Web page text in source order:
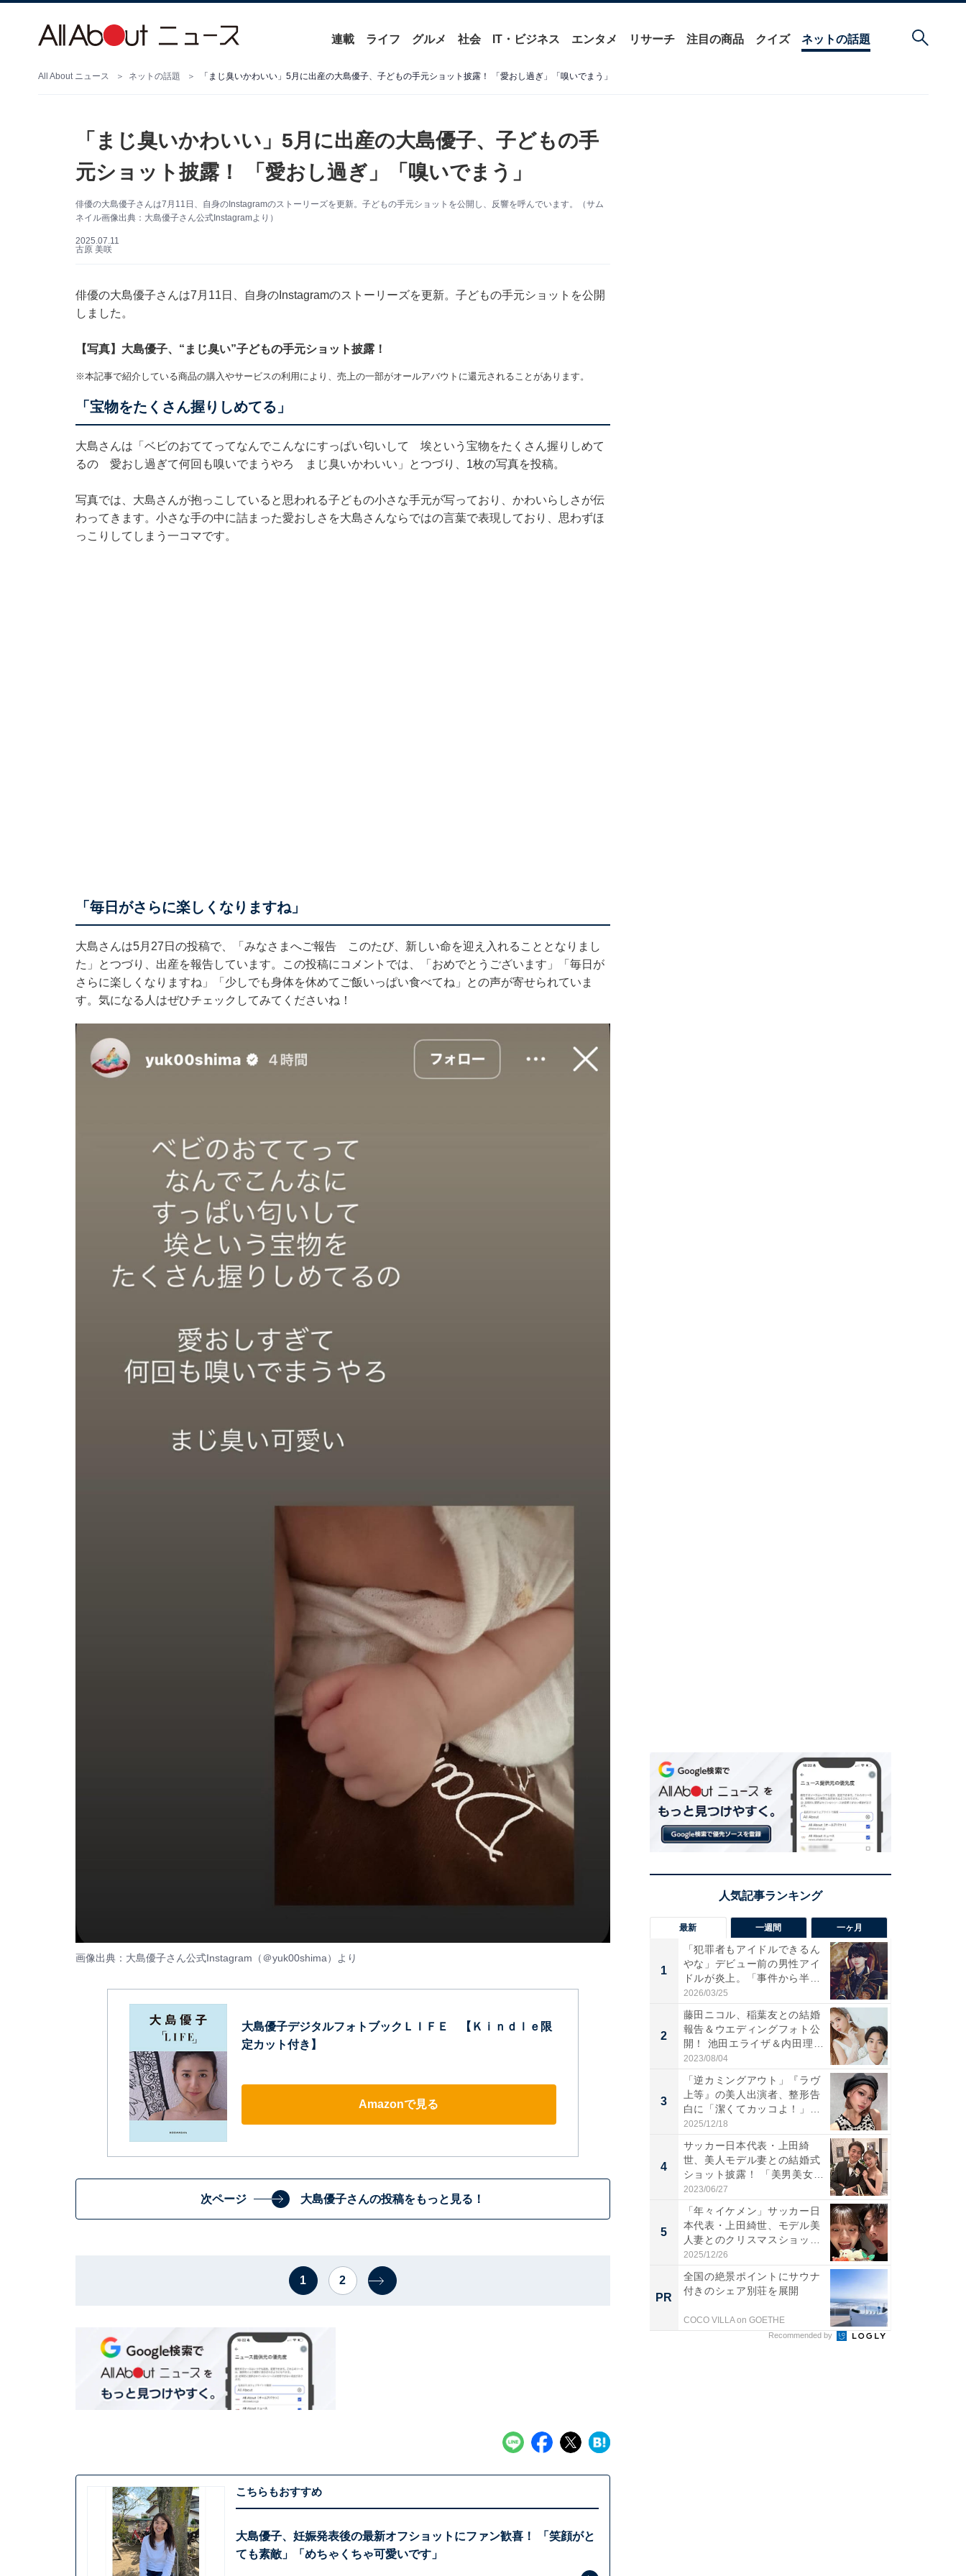
連載 ライフ グルメ 社会 IT・ビジネス エンタメ リサーチ 注目の商品 クイズ ネットの話題
All About ニュース ネットの話題 「まじ臭いかわいい」5月に出産の大島優子、子どもの手元ショット披露！ 「愛おし過ぎ」「嗅いでまう」
「まじ臭いかわいい」5月に出産の大島優子、子どもの手
元ショット披露！ 「愛おし過ぎ」「嗅いでまう」
俳優の大島優子さんは7月11日、自身のInstagramのストーリーズを更新。子どもの手元ショットを公開し、反響を呼んでいます。（サム
ネイル画像出典：大島優子さん公式Instagramより）
2025.07.11
古原 美咲
俳優の大島優子さんは7月11日、自身のInstagramのストーリーズを更新。子どもの手元ショットを公開
しました。
【写真】大島優子、“まじ臭い”子どもの手元ショット披露！
※本記事で紹介している商品の購入やサービスの利用により、売上の一部がオールアバウトに還元されることがあります。
「宝物をたくさん握りしめてる」
大島さんは「ベビのおててってなんでこんなにすっぱい匂いして 埃という宝物をたくさん握りしめて
るの 愛おし過ぎて何回も嗅いでまうやろ まじ臭いかわいい」とつづり、1枚の写真を投稿。
写真では、大島さんが抱っこしていると思われる子どもの小さな手元が写っており、かわいらしさが伝
わってきます。小さな手の中に詰まった愛おしさを大島さんならではの言葉で表現しており、思わずほ
っこりしてしまう一コマです。
「毎日がさらに楽しくなりますね」
大島さんは5月27日の投稿で、「みなさまへご報告 このたび、新しい命を迎え入れることとなりまし
た」とつづり、出産を報告しています。この投稿にコメントでは、「おめでとうございます」「毎日が
さらに楽しくなりますね」「少しでも身体を休めてご飯いっぱい食べてね」との声が寄せられていま
す。気になる人はぜひチェックしてみてくださいね！
画像出典：大島優子さん公式Instagram（ ＠yuk00shima）より
大島優子デジタルフォトブックＬＩＦＥ 【Ｋｉｎｄｌｅ限
定カット付き】
Amazonで見る
次ページ 大島優子さんの投稿をもっと見る！
1 2
こちらもおすすめ
大島優子、妊娠発表後の最新オフショットにファン歓喜！ 「笑顔がと
ても素敵」「めちゃくちゃ可愛いです」
最新 一週間 一ヶ月
1
「犯罪者もアイドルできるん
やな」デビュー前の男性アイ
ドルが炎上。「事件から半年
も...
2026/03/25
2
藤田ニコル、稲葉友との結婚
報告＆ウエディングフォト公
開！ 池田エライザ＆内田理
央...
2023/08/04
3
「逆カミングアウト」『ラヴ
上等』の美人出演者、整形告
白に「潔くてカッコよ！」
「好...
2025/12/18
4
サッカー日本代表・上田綺
世、美人モデル妻との結婚式
ショット披露！ 「美男美女」
「...
2023/06/27
5
「年々イケメン」サッカー日
本代表・上田綺世、モデル美
人妻とのクリスマスショット
に...
2025/12/26
PR
全国の絶景ポイントにサウナ
付きのシェア別荘を展開
COCO VILLA on GOETHE
Recommended by